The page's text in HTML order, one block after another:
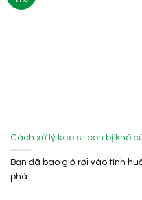
Cách xử lý keo silicon bị khô
Bạn đã bao giờ rơi vào tình
phát....